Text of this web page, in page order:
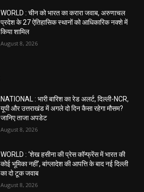
WORLD : चीन को भारत का करारा जवाब, अरुणाचल
प्रदेश के 27 ऐतिहासिक स्थानों को आधिकारिक नक्शे में
किया शामिल
August 8, 2026
NATIONAL : भारी बारिश का रेड अलर्ट, दिल्ली-NCR,
यूपी और उत्तराखंड में अगले दो दिन कैसा रहेगा मौसम?
जानिए ताजा अपडेट
August 8, 2026
WORLD : ‘शेख हसीना की प्रेस कॉन्फ्रेंस में भारत की
कोई भूमिका नहीं’, बांग्लादेश की आपत्ति के बाद नई दिल्ली
का दो टूक जवाब
August 8, 2026